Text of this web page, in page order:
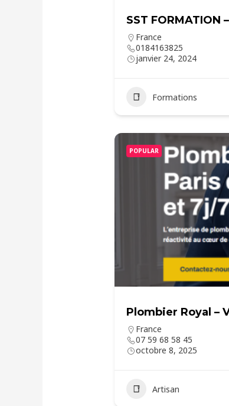
SST FORMATION
France
0184163825
janvier 24, 2024
Formations
POPULAR
Plombier Royal –
France
07 59 68 58 45
octobre 8, 2025
Artisan